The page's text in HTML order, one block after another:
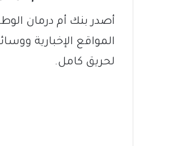
أصدر بنك أم درمان
المواقع الإخبارية
لحريق كامل.